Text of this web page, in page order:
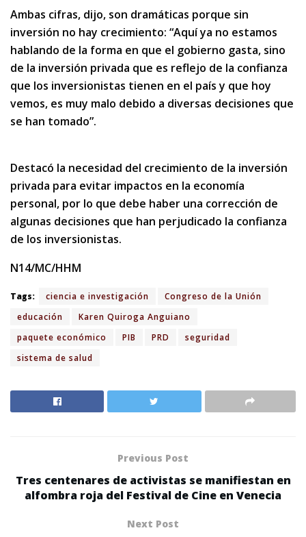
Ambas cifras, dijo, son dramáticas porque sin
inversión no hay crecimiento: “Aquí ya no estamos
hablando de la forma en que el gobierno gasta, sino
de la inversión privada que es reflejo de la confianza
que los inversionistas tienen en el país y que hoy
vemos, es muy malo debido a diversas decisiones que
se han tomado”.
Destacó la necesidad del crecimiento de la inversión
privada para evitar impactos en la economía
personal, por lo que debe haber una corrección de
algunas decisiones que han perjudicado la confianza
de los inversionistas.
N14/MC/HHM
Tags: ciencia e investigación
Congreso de la Unión
educación
Karen Quiroga Anguiano
paquete económico
PIB PRD
seguridad
sistema de salud
Previous Post
Tres centenares de activistas se manifiestan en
alfombra roja del Festival de Cine en Venecia
Next Post